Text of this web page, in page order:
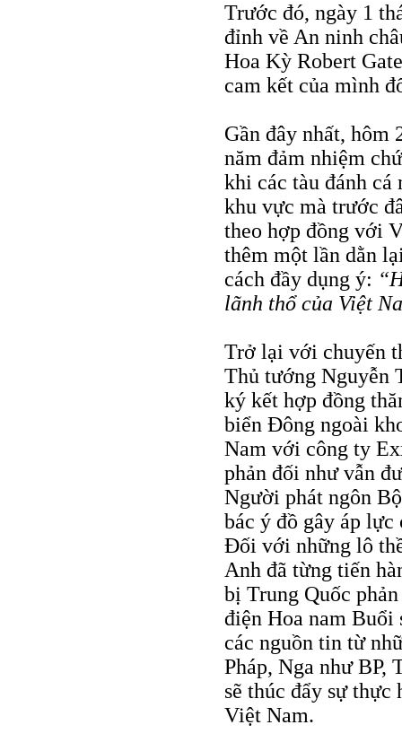
Trước đó, ngày 1
đỉnh về An ninh
Hoa Kỳ Robert
cam kết của mình
Gần đây nhất, hôm
năm đảm nhiệm
khi các tàu đánh cá
khu vực mà trước
theo hợp đồng với
thêm một lần dằn
cách đầy dụng ý:
lãnh thổ của Việt
Trở lại với chuyến
Thủ tướng Nguyễn
ký kết hợp đồng
biển Đông ngoài
Nam với công ty
phản đối như vẫn
Người phát ngôn
bác ý đồ gây áp
Đối với những lô
Anh đã từng tiến
bị Trung Quốc
điện Hoa nam Buổi
các nguồn tin từ
Pháp, Nga như BP,
sẽ thúc đẩy sự thực
Việt Nam.